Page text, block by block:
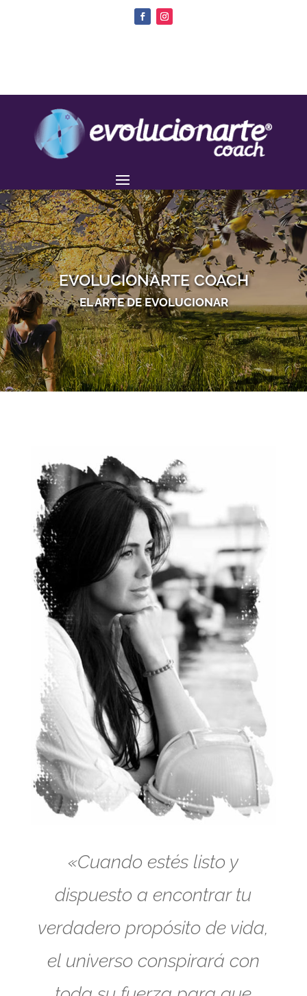
EVOLUCIONARTE COACH
EL ARTE DE EVOLUCIONAR
«Cuando estés listo y
dispuesto a encontrar tu
verdadero propósito de vida,
el universo conspirará con